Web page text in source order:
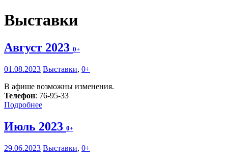
Выставки
Август 2023 0+
01.08.2023 Выставки, 0+
В афише возможны изменения.
Телефон: 76-95-33
Подробнее
Июль 2023 0+
29.06.2023 Выставки, 0+